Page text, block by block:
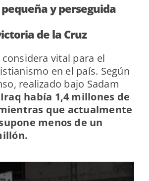
y perseguida
de la Cruz
considera vital para el
en el país. Según
realizado bajo Sadam
había 1,4 millones de
que actualmente
menos de un